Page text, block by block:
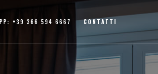
: +39 366 594 6667 CONTATTI